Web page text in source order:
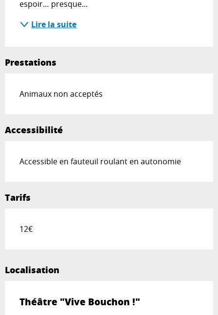
espoir… presque...
Lire la suite
Prestations
Animaux non acceptés
Accessibilité
Accessible en fauteuil roulant en autonomie
Tarifs
12€
Localisation
Théâtre "Vive Bouchon !"